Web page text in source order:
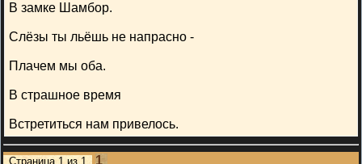
В замке Шамбор.
Слёзы ты льёшь не напрасно -
Плачем мы оба.
В страшное время
Встретиться нам привелось.
Страница 1 из 1 1